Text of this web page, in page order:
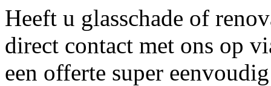
Heeft u glasschade of
direct contact met ons op
een offerte super